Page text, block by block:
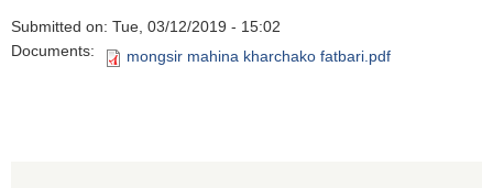
Submitted on: Tue, 03/12/2019 - 15:02
Documents:
mongsir mahina kharchako fatbari.pdf